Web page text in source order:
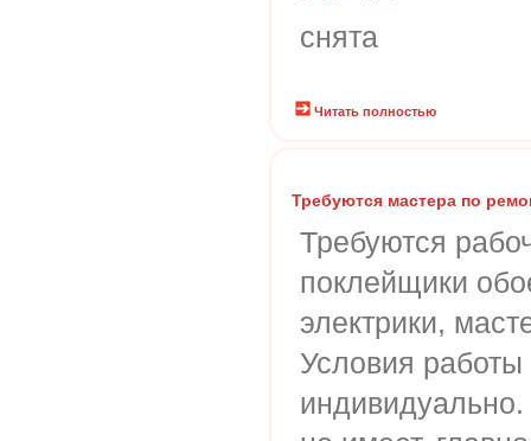
снята
Читать полностью
Требуются мастера по
Требуются
поклейщики
электрики,
Условия работы